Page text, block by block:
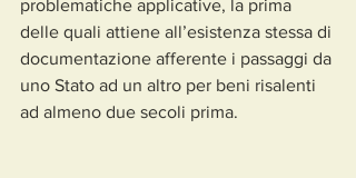
problematiche applicative, la prima
delle quali attiene all’esistenza stessa di
documentazione afferente i passaggi da
uno Stato ad un altro per beni risalenti
ad almeno due secoli prima.